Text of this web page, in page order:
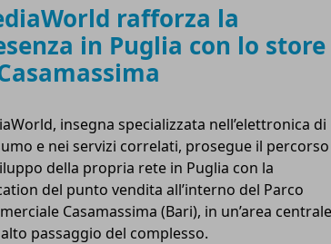
rafforza la
in Puglia con lo store
insegna specializzata nell’elettronica di
e nei servizi correlati, prosegue il percorso
della propria rete in Puglia con la
del punto vendita all’interno del Parco
Casamassima (Bari), in un’area centrale
passaggio del complesso.